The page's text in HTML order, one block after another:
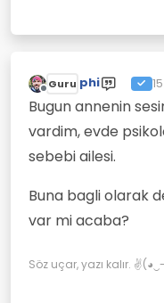
Çevrimdışı
Guru phi
Bugun annenin
vardim, evde
sebebi ailesi.
Buna bagli olarak
var mi acaba?
Söz uçar, yazı kalır.